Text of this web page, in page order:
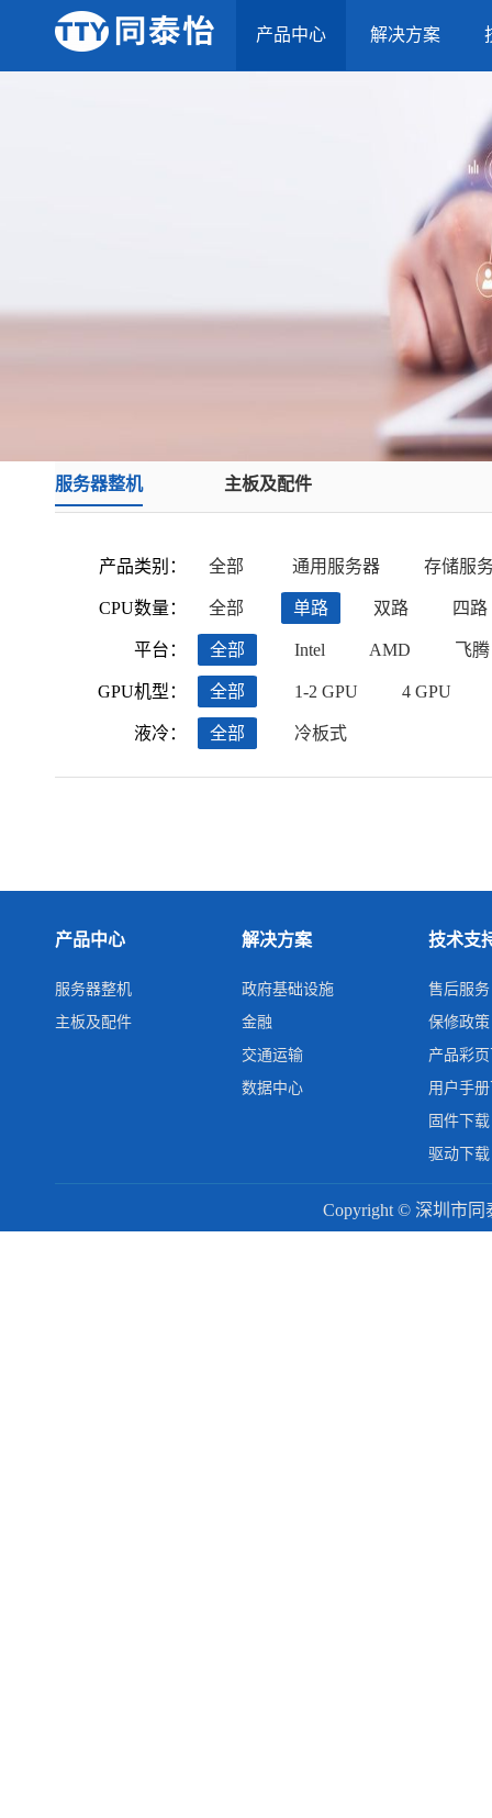
产品中心 解决方案
服务器整机 主板及配件
产品类别：
CPU数量：
平台：
GPU机型：
液冷：
全部 通用服务器 存储服
全部 单路 双路 四路
全部 Intel AMD 飞腾
全部 1-2 GPU 4 GPU
全部 冷板式
产品中心
服务器整机
主板及配件
解决方案
政府基础设施
金融
交通运输
数据中心
技术支
售后服务
保修政策
产品彩
用户手
固件下载
驱动下载
Copyright © 深圳市同